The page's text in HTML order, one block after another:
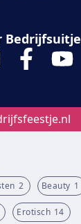
Bedrijfsuitje
2 Beauty 1
Erotisch 14